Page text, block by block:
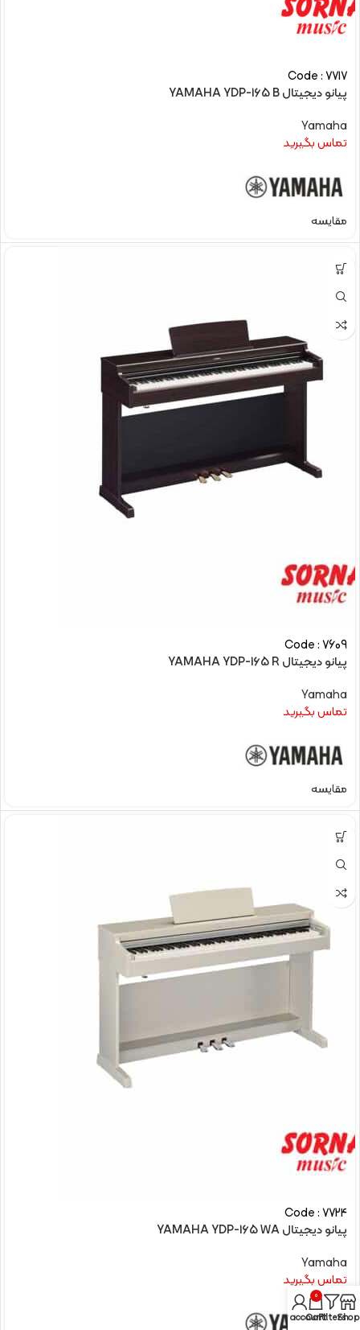
Code : 7717
پیانو دیجیتال YAMAHA YDP-165 B
Yamaha
تماس بگیرید
مقایسه
Code : 7609
پیانو دیجیتال YAMAHA YDP-165 R
Yamaha
تماس بگیرید
مقایسه
Code : 7724
پیانو دیجیتال YAMAHA YDP-165 WA
Yamaha
تماس بگیرید
Shop
Filters
0
Cart
My account